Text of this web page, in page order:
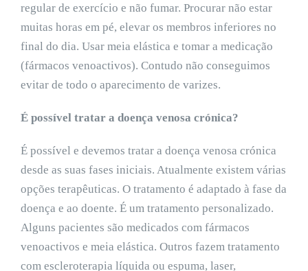
regular de exercício e não fumar. Procurar não estar
muitas horas em pé, elevar os membros inferiores no
final do dia. Usar meia elástica e tomar a medicação
(fármacos venoactivos). Contudo não conseguimos
evitar de todo o aparecimento de varizes.
É possível tratar a doença venosa crónica?
É possível e devemos tratar a doença venosa crónica
desde as suas fases iniciais. Atualmente existem várias
opções terapêuticas. O tratamento é adaptado à fase da
doença e ao doente. É um tratamento personalizado.
Alguns pacientes são medicados com fármacos
venoactivos e meia elástica. Outros fazem tratamento
com escleroterapia líquida ou espuma, laser,